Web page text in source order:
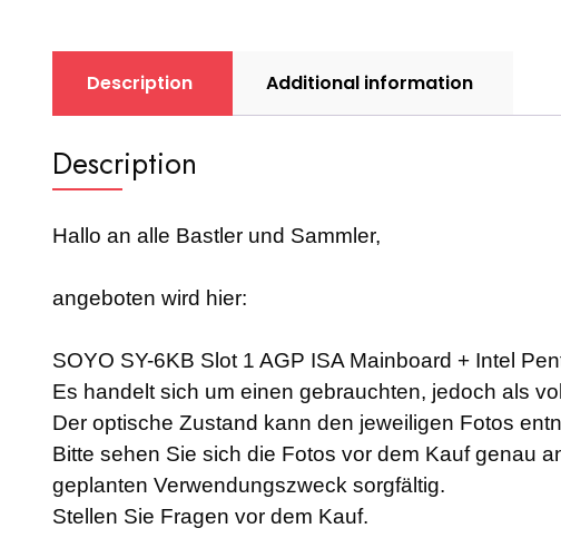
Description Additional information
Description
Hallo an alle Bastler und Sammler,
angeboten wird hier:
SOYO SY-6KB Slot 1 AGP ISA Mainboard + Intel
Es handelt sich um einen gebrauchten, jedoch als
Der optische Zustand kann den jeweiligen Fotos
Bitte sehen Sie sich die Fotos vor dem Kauf genau
geplanten Verwendungszweck sorgfältig.
Stellen Sie Fragen vor dem Kauf.